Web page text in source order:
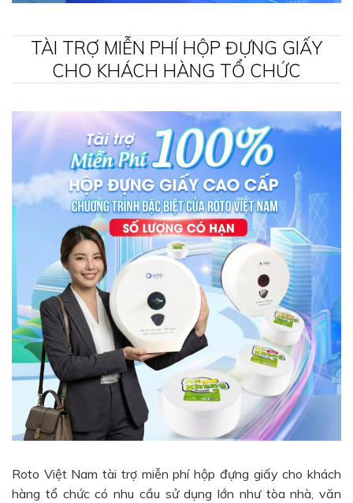
TÀI TRỢ MIỄN PHÍ HỘP ĐỰNG GIẤY
CHO KHÁCH HÀNG TỔ CHỨC
Roto Việt Nam tài trợ miễn phí hộp đựng giấy cho khách
hàng tổ chức có nhu cầu sử dụng lớn như tòa nhà, văn